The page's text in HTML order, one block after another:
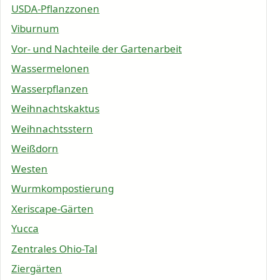
USDA-Pflanzzonen
Viburnum
Vor- und Nachteile der Gartenarbeit
Wassermelonen
Wasserpflanzen
Weihnachtskaktus
Weihnachtsstern
Weißdorn
Westen
Wurmkompostierung
Xeriscape-Gärten
Yucca
Zentrales Ohio-Tal
Ziergärten